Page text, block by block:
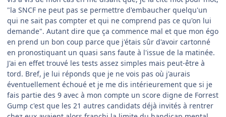
"la SNCF ne peut pas se permettre d'embaucher quelqu'un
qui ne sait pas compter et qui ne comprend pas ce qu'on lui
demande". Autant dire que ça commence mal et que mon égo
en prend un bon coup parce que j'étais sûr d'avoir cartonné
en pronostiquant un quasi sans faute à l'issue de la matinée.
J'ai en effet trouvé les tests assez simples mais peut-être à
tord. Bref, je lui réponds que je ne vois pas où j'aurais
éventuellement échoué et je me dis intérieurement que si je
fais partie des 9 avec à mon compte un score digne de Forrest
Gump c'est que les 21 autres candidats déjà invités à rentrer